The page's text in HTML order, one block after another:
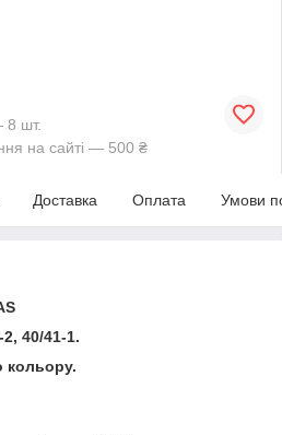
8 шт.
на сайті — 500 ₴
Доставка Оплата Умови
40/41-1.
кольору.